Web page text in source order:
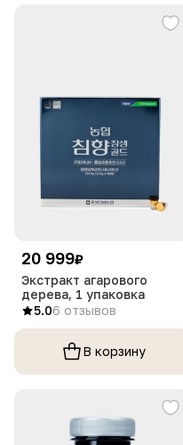
20 999₽
Экстракт агарового
дерева, 1 упаковка
5.06 отзывов
В корзину